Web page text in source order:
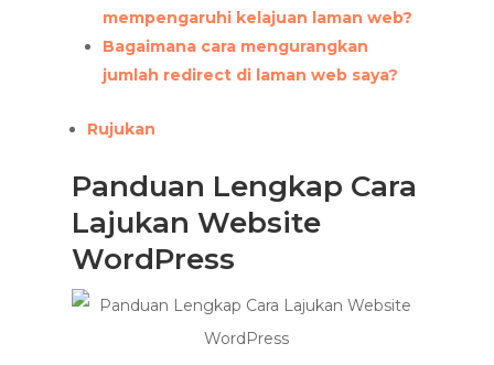
mempengaruhi kelajuan laman web?
Bagaimana cara mengurangkan
jumlah redirect di laman web saya?
Rujukan
Panduan Lengkap Cara
Lajukan Website
WordPress